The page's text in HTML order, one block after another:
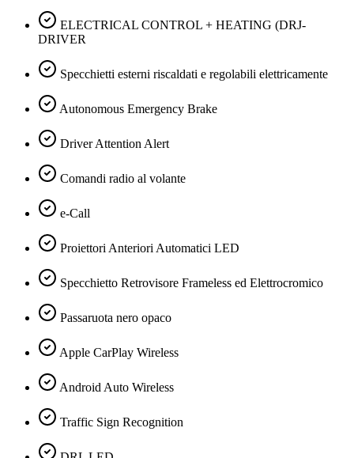
ELECTRICAL CONTROL + HEATING (DRJ-
DRIVER
Specchietti esterni riscaldati e regolabili elettricamente
Autonomous Emergency Brake
Driver Attention Alert
Comandi radio al volante
e-Call
Proiettori Anteriori Automatici LED
Specchietto Retrovisore Frameless ed Elettrocromico
Passaruota nero opaco
Apple CarPlay Wireless
Android Auto Wireless
Traffic Sign Recognition